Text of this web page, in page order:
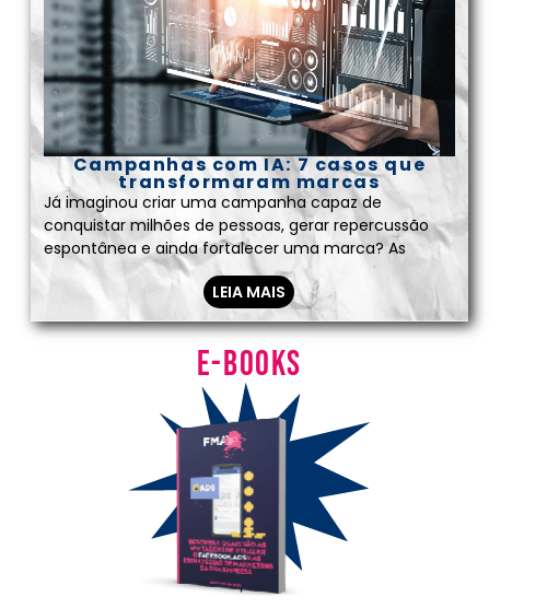
Campanhas com IA: 7 casos que
transformaram marcas
Já imaginou criar uma campanha capaz de
conquistar milhões de pessoas, gerar repercussão
espontânea e ainda fortalecer uma marca? As
LEIA MAIS
E-books